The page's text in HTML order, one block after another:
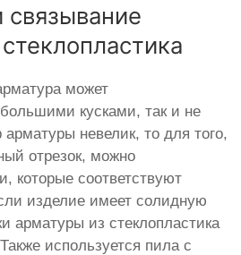
связывание
может
большими кусками, так и не
невелик, то для того,
отрезок, можно
которые соответствуют
изделие имеет солидную
арматуры из стеклопластика
используется пила с